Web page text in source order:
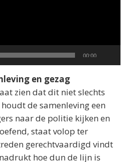
Total
00:00
en gezag
zien dat dit niet slechts
de samenleving een
naar de politie kijken en
staat volop ter
gerechtvaardigd vindt
hoe dun de lijn is